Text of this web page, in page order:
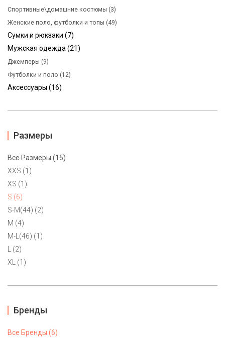
9900 ₽
Уютные полушерстяные брюки-бананы от американского
бренда Brooks brothers регулярно поставлющего костюмы для
инагураций американских президентов. Пояс в тон, карманы,
элегантный глубокий зеленый цвет. Маркировка
американская 4-ка на размер 42-44.
Спортивные\домашние костюмы (3)
Женские поло, футболки и топы (49)
Сумки и рюкзаки (7)
Мужская одежда (21)
Джемперы (9)
Футболки и поло (12)
Аксессуары (16)
Размеры
Все Размеры (15)
XXS (1)
XS (1)
S (6)
S-M(44) (2)
M (4)
M-L(46) (1)
L (2)
XL (1)
Бренды
Все Бренды (6)